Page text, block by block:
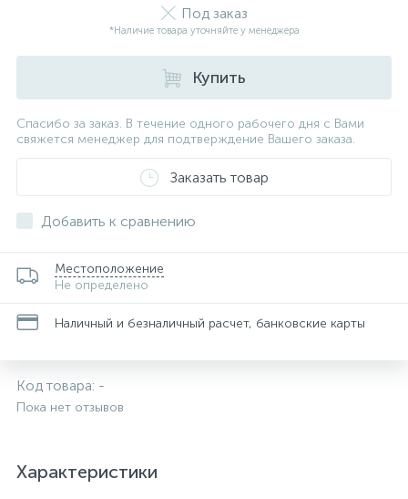
Под заказ
*Наличие товара уточняйте у менеджера
Купить
Спасибо за заказ. В течение одного рабочего дня с Вами
свяжется менеджер для подтверждение Вашего заказа.
Заказать товар
Добавить к сравнению
Местоположение
Не определено
Наличный и безналичный расчет, банковские карты
Код товара: -
Пока нет отзывов
Характеристики